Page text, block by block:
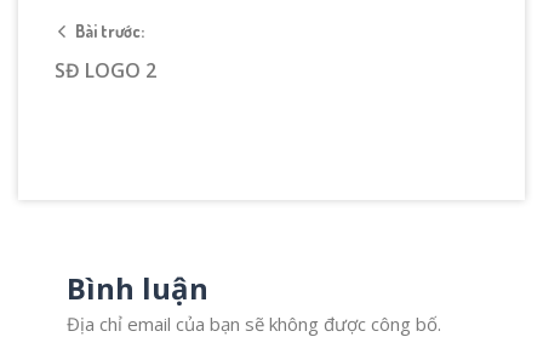
Bài trước:
SĐ LOGO 2
Bình luận
Địa chỉ email của bạn sẽ không được công bố.